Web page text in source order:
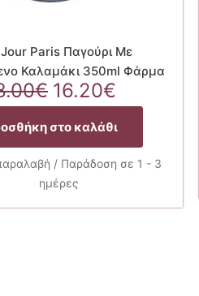
Paris Παγούρι Με
Καλαμάκι 350ml Φάρμα
€ Original
price
was:
18.00€.
16.20€
τρέχουσα
τιμή
είναι:
16.20€.
στο καλάθι
/ Παράδοση σε 1 - 3
ημέρες